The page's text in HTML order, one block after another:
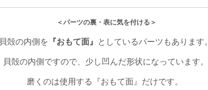
＜パーツの裏・表に気を付ける＞
貝殻の内側を 『おもて面』 としているパーツもあります。
貝殻の内側ですので、少し凹んだ形状になっています。
磨くのは使用する『おもて面』だけです。